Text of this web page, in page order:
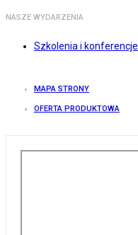
NASZE WYDARZENIA
Szkolenia i konferencje
MAPA STRONY
OFERTA PRODUKTOWA